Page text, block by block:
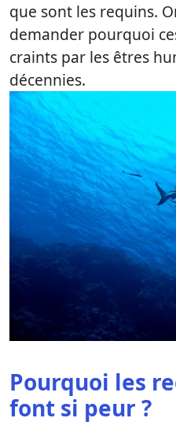
que sont les requins.
demander pourquoi
craints par les êtres
décennies.
Pourquoi les
font si peur ?